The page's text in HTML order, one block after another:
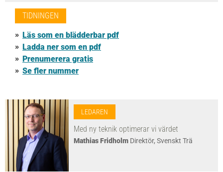
TIDNINGEN
Läs som en blädderbar pdf
Ladda ner som en pdf
Prenumerera gratis
Se fler nummer
LEDAREN
Med ny teknik optimerar vi värdet
Mathias Fridholm Direktör, Svenskt Trä